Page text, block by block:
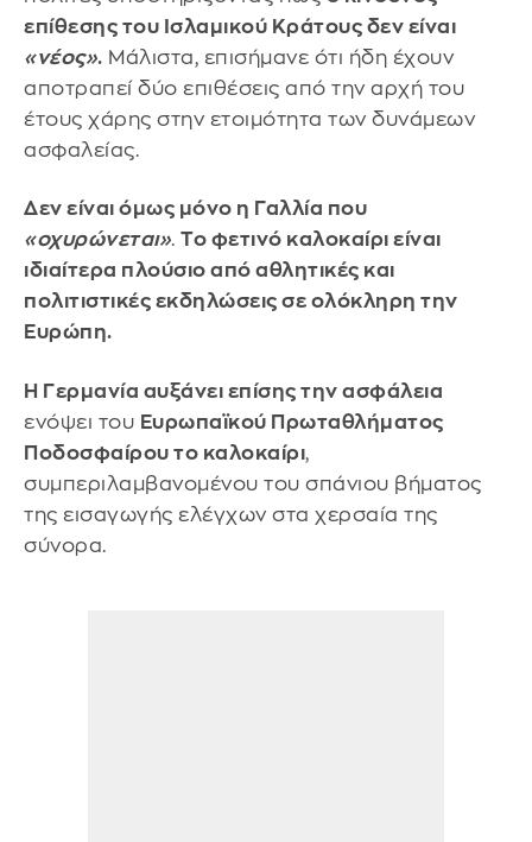
επίθεσης του Ισλαμικού Κράτους δεν είναι
«νέος». Μάλιστα, επισήμανε ότι ήδη έχουν
αποτραπεί δύο επιθέσεις από την αρχή του
έτους χάρης στην ετοιμότητα των δυνάμεων
ασφαλείας.
Δεν είναι όμως μόνο η Γαλλία που
«οχυρώνεται». Το φετινό καλοκαίρι είναι
ιδιαίτερα πλούσιο από αθλητικές και
πολιτιστικές εκδηλώσεις σε ολόκληρη την
Ευρώπη.
Η Γερμανία αυξάνει επίσης την ασφάλεια
ενόψει του Ευρωπαϊκού Πρωταθλήματος
Ποδοσφαίρου το καλοκαίρι,
συμπεριλαμβανομένου του σπάνιου βήματος
της εισαγωγής ελέγχων στα χερσαία της
σύνορα.